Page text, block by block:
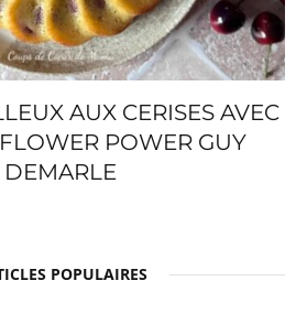
AUX CERISES AVEC
POWER GUY
DEMARLE
POPULAIRES